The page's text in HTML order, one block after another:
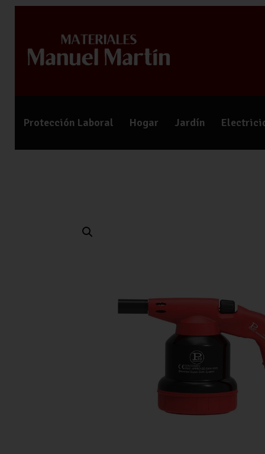
Protección Laboral Hogar Jardín